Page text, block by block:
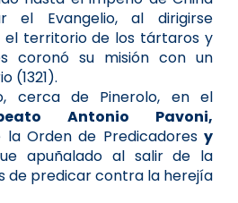
el Evangelio, al dirigirse
el territorio de los tártaros y
coronó su misión con un
(1321).
cerca de Pinerolo, en el
Antonio Pavoni,
la Orden de Predicadoresy
apuñalado al salir de la
de predicar contra la herejía